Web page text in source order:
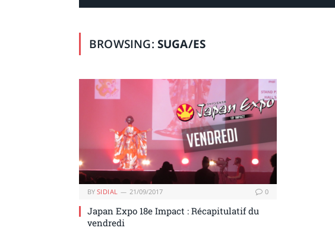
BROWSING: SUGA/ES
BY SIDIAL 21/09/2017 0
Japan Expo 18e Impact : Récapitulatif du
vendredi